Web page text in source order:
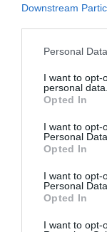
Downstream
Personal
I want to opt-
personal data.
Opted In
I want to opt-
Personal Data.
Opted In
I want to opt-
Personal
Opted In
I want to opt-
érdeklődőt, akit
programja,
partnerek
Rendezvényeinkre
„regisztráció”
miatt kizárólag
regisztrált,
jeggyel
Milyen fizetési
helyszínen is
A részvételi díjat
(szobafoglalás,
folyamat során
hogy a
már csak
Díjköteles
kiegyenlítése
Mi a teendő, ha
belépéshez?
Rendszerünk a
automatikusan
a belépésre
esetben
almappákat is
Milyen
vagy